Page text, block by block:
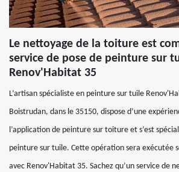
Le nettoyage de la toiture est
service de pose de peinture sur
Renov'Habitat 35
L’artisan spécialiste en peinture sur tuile
Boistrudan, dans le 35150, dispose d’une
l’application de peinture sur toiture et s’est
peinture sur tuile. Cette opération sera exécutée
avec Renov'Habitat 35. Sachez qu’un service de